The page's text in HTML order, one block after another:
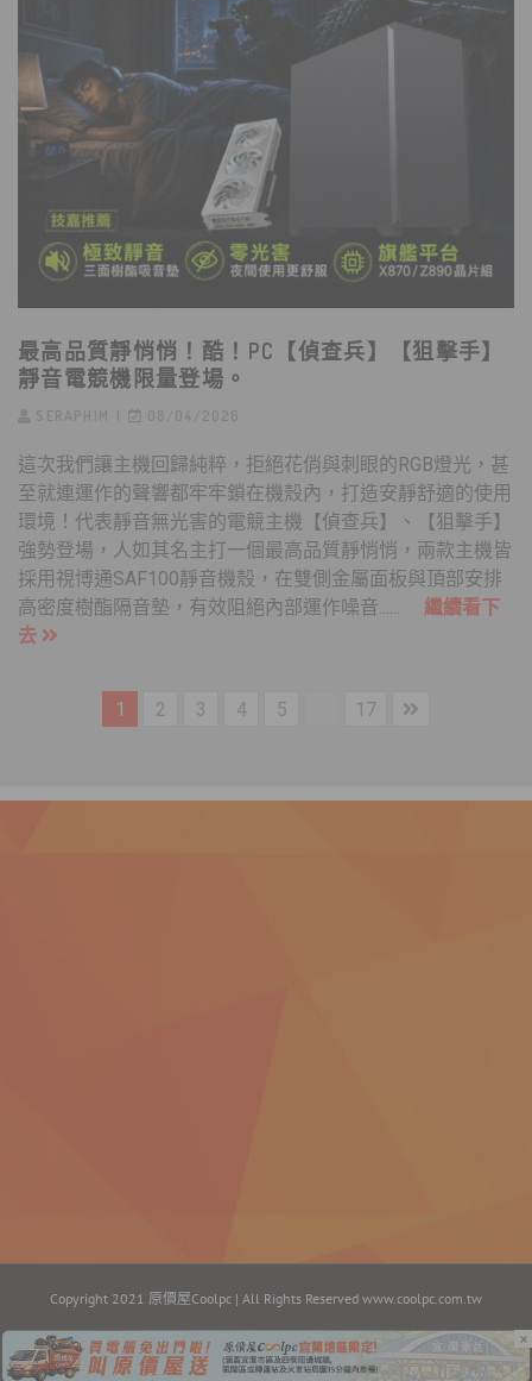
最高品質靜悄悄！酷！PC【偵查兵】【狙擊手】
靜音電競機限量登場。
這次我們讓主機回歸純粹，拒絕花俏與刺眼的RGB燈光，甚
至就連運作的聲響都牢牢鎖在機殼內，打造安靜舒適的使用
環境！代表靜音無光害的電競主機【偵查兵】、【狙擊手】
強勢登場，人如其名主打一個最高品質靜悄悄，兩款主機皆
採用視博通SAF100靜音機殼，在雙側金屬面板與頂部安排
高密度樹酯隔音墊，有效阻絕內部運作噪音...... 繼續看下
去
1 2 3 4 5 17
Copyright 2021 原價屋Coolpc | All Rights Reserved www.coolpc.com.tw
FacebookInstagramYouTubeTwitterEmail: ×